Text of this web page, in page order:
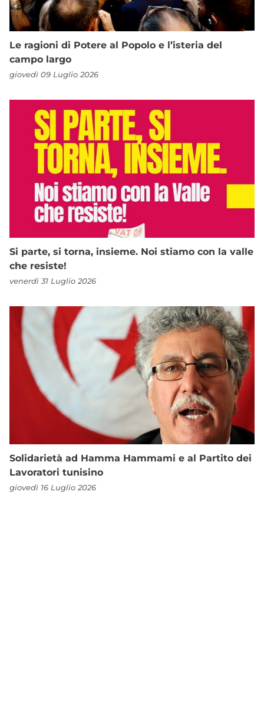
Le ragioni di Potere al Popolo e l’isteria del
campo largo
giovedì 09 Luglio 2026
Si parte, si torna, insieme. Noi stiamo con la valle
che resiste!
venerdì 31 Luglio 2026
Solidarietà ad Hamma Hammami e al Partito dei
Lavoratori tunisino
giovedì 16 Luglio 2026